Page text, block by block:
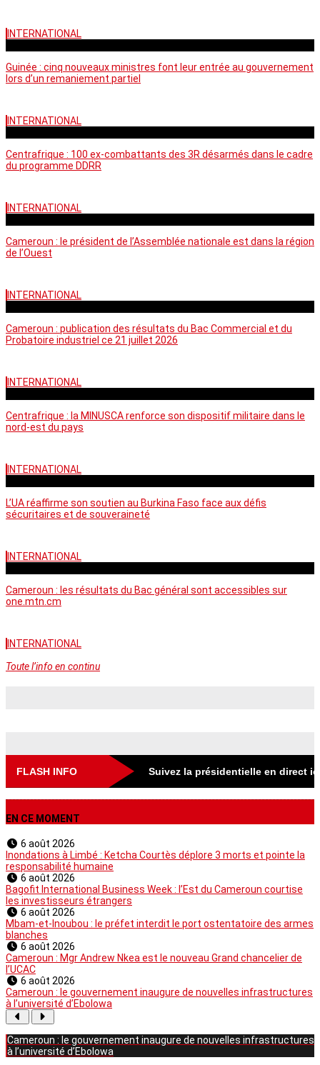
INTERNATIONAL
Guinée : cinq nouveaux ministres font leur entrée au gouvernement
lors d’un remaniement partiel
INTERNATIONAL
Centrafrique : 100 ex-combattants des 3R désarmés dans le cadre
du programme DDRR
INTERNATIONAL
Cameroun : le président de l’Assemblée nationale est dans la région
de l’Ouest
INTERNATIONAL
Cameroun : publication des résultats du Bac Commercial et du
Probatoire industriel ce 21 juillet 2026
INTERNATIONAL
Centrafrique : la MINUSCA renforce son dispositif militaire dans le
nord-est du pays
INTERNATIONAL
L’UA réaffirme son soutien au Burkina Faso face aux défis
sécuritaires et de souveraineté
INTERNATIONAL
Cameroun : les résultats du Bac général sont accessibles sur
one.mtn.cm
INTERNATIONAL
Toute l’info en continu
FLASH INFO Suivez la présidentielle en direct
EN CE MOMENT
6 août 2026
Inondations à Limbé : Ketcha Courtès déplore 3 morts et pointe la
responsabilité humaine
6 août 2026
Bagofit International Business Week : l’Est du Cameroun courtise
les investisseurs étrangers
6 août 2026
Mbam-et-Inoubou : le préfet interdit le port ostentatoire des armes
blanches
6 août 2026
Cameroun : Mgr Andrew Nkea est le nouveau Grand chancelier de
l’UCAC
6 août 2026
Cameroun : le gouvernement inaugure de nouvelles infrastructures
à l’université d’Ebolowa
Cameroun : le gouvernement inaugure de nouvelles infrastructures
à l’université d’Ebolowa